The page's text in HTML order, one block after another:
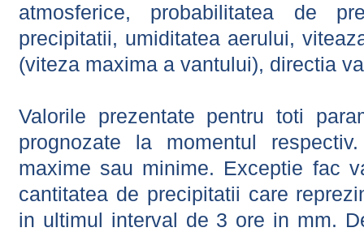
atmosferice, probabilitatea de
precipitatii, umiditatea aerului,
(viteza maxima a vantului), directia
Valorile prezentate pentru toti
prognozate la momentul
maxime sau minime. Exceptie fac
cantitatea de precipitatii care
in ultimul interval de 3 ore in mm.